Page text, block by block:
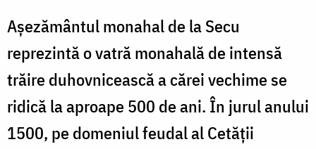
Așezământul monahal de la Secu
reprezintă o vatră monahală de intensă
trăire duhovnicească a cărei vechime se
ridică la aproape 500 de ani. În jurul anului
1500, pe domeniul feudal al Cetății